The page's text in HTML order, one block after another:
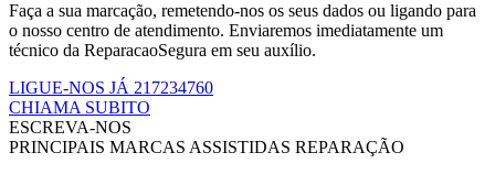
Faça a sua marcação, remetendo-nos os seus dados ou ligando para
o nosso centro de atendimento. Enviaremos imediatamente um
técnico da ReparacaoSegura em seu auxílio.
LIGUE-NOS JÁ 217234760
CHIAMA SUBITO
ESCREVA-NOS
PRINCIPAIS MARCAS ASSISTIDAS REPARAÇÃO